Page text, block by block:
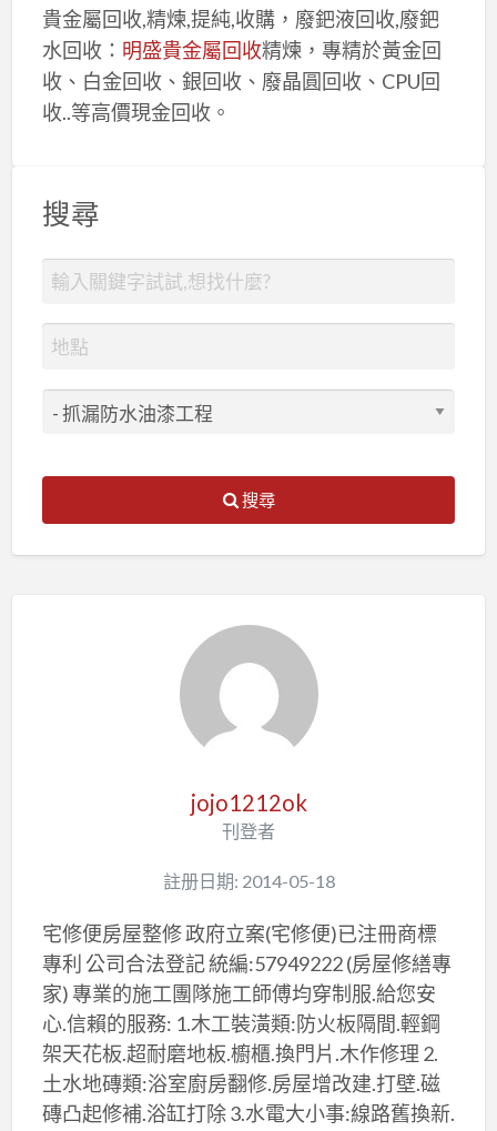
貴金屬回收,精煉,提純,收購，廢鈀液回收,廢鈀
水回收： 明盛貴金屬回收精煉，專精於黃金回
收、白金回收、銀回收、廢晶圓回收、CPU回
收..等高價現金回收。
搜尋
搜尋
jojo1212ok
刊登者
註册日期: 2014-05-18
宅修便房屋整修 政府立案(宅修便)已注冊商標
專利 公司合法登記 統編:57949222 (房屋修繕專
家) 專業的施工團隊施工師傅均穿制服.給您安
心.信賴的服務: 1.木工裝潢類:防火板隔間.輕鋼
架天花板.超耐磨地板.櫥櫃.換門片.木作修理 2.
土水地磚類:浴室廚房翻修.房屋增改建.打壁.磁
磚凸起修補.浴缸打除 3.水電大小事:線路舊換新.